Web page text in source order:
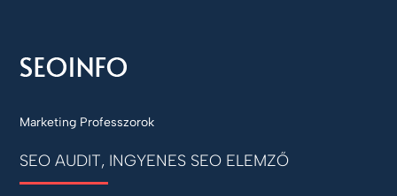
Marketing Professzorok
SEO AUDIT, INGYENES SEO ELEMZŐ